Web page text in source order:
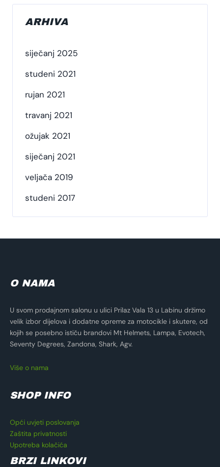
ARHIVA
siječanj 2025
studeni 2021
rujan 2021
travanj 2021
ožujak 2021
siječanj 2021
veljača 2019
studeni 2017
O NAMA
U svom prodajnom salonu u ulici Prilaz Vala 13 u Labinu držimo
velik izbor dijelova i dodatne opreme za motocikle i skutere, od
kojih se posebno ističu brandovi Mt Helmets, Lampa, Evotech,
Seventy Degrees, Zandona, Shark, Agv.
Više o nama
SHOP INFO
Opći uvjeti poslovanja
Zaštita privatnosti
Upotreba kolačića
BRZI LINKOVI